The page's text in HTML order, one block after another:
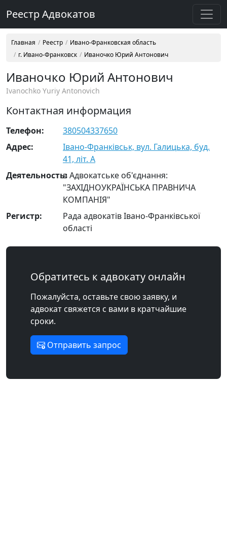
Реестр Адвокатов
Главная Реестр
Ивано-Франковская область
г. Ивано-Франковск
Иваночко Юрий Антонович
Иваночко Юрий Антонович
Ivanochko Yuriy Antonovich
Контактная информация
Телефон:
380504337650
Адрес:
Івано-Франківськ, вул. Галицька, буд.
41, літ. А
Деятельность:в Адвокатське об'єднання:
"ЗАХІДНОУКРАЇНСЬКА ПРАВНИЧА
КОМПАНІЯ"
Регистр:
Рада адвокатів Івано-Франківської
області
Обратитесь к адвокату онлайн
Пожалуйста, оставьте свою заявку, и
адвокат свяжется с вами в кратчайшие
сроки.
Отправить запрос